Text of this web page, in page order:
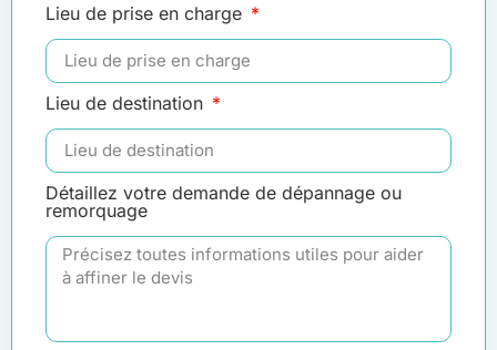
Lieu de prise en charge
Lieu de destination
Détaillez votre demande de dépannage ou
remorquage